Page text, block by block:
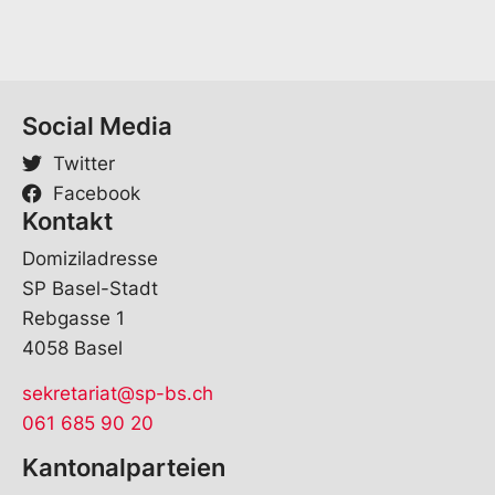
Social Media
Twitter
Facebook
Kontakt
Domiziladresse
SP Basel-Stadt
Rebgasse 1
4058 Basel
sekretariat@sp-bs.ch
061 685 90 20
Kantonalparteien